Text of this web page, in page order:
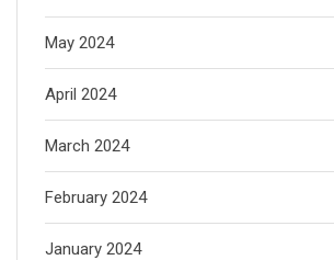
May 2024
April 2024
March 2024
February 2024
January 2024